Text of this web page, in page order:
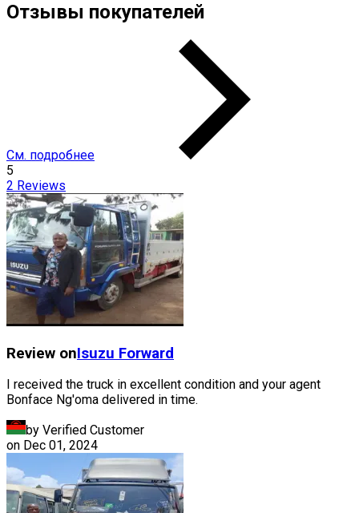
Отзывы покупателей
См. подробнее
5
2 Reviews
Review onIsuzu Forward
I received the truck in excellent condition and your agent
Bonface Ng'oma delivered in time.
by Verified Customer
on Dec 01, 2024